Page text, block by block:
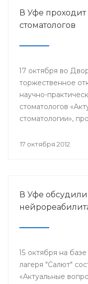
городской
В Уфе
стоматологов
17 октября во
торжественное
научно-
стоматологов
стоматологии»,
«Дентал-Экспо.
государственный
другие.
17 октября 2012
В Уфе
15 октября на
лагеря "Салют"
«Актуальные